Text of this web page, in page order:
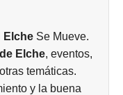
ElcheSe Mueve.
Elche, eventos,
temáticas.
y la buena